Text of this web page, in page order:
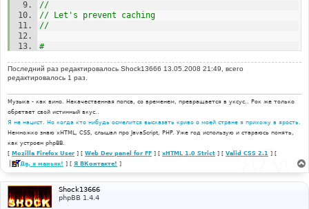
//
// Let's prevent caching
//
#
#
header ('Content-type: text/html; charset=windows-
Последний раз редактировалось Shock13666 13.05.2008 21:49, всего
редактировалось 1 раз.
Музыка - как вино. Некачественная попса, со временем, превращается в уксус.. Рок же только
обретает свой истинный вкус..
Я не нацист. Но когда кто нибудь осмелится высказать криво о моей стране я прихожу в ярость.
Немножко знаю xHTML, CSS, слышал про JavaScript, PHP. Уже год использую и стараюсь понять,
как устроен phpBB.
[ Mozilla Firefox User ] [ Web Dev panel for FF ] [ xHTML 1.0 Strict ] [ Valid CSS 2.1 ] [
Да, я маньяк! ] [ Я ВКонтакте! ]
Shock13666
phpBB 1.4.4